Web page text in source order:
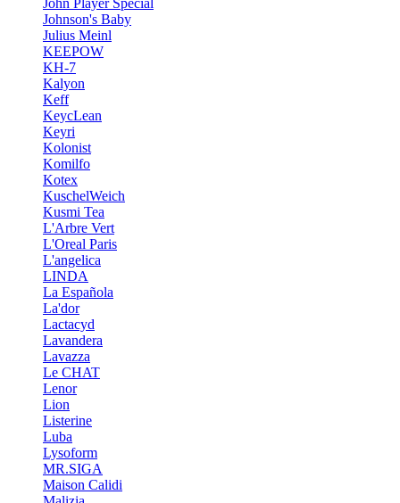
John Player Special
Johnson's Baby
Julius Meinl
KEEPOW
KH-7
Kalyon
Keff
KeycLean
Keyri
Kolonist
Komilfo
Kotex
KuschelWeich
Kusmi Tea
L'Arbre Vert
L'Oreal Paris
L'angelica
LINDA
La Española
La'dor
Lactacyd
Lavandera
Lavazza
Le CHAT
Lenor
Lion
Listerine
Luba
Lysoform
MR.SIGA
Maison Calidi